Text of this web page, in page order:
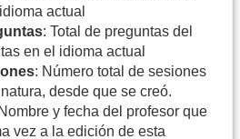
actual
: Total de preguntas del
en el idioma actual
: Número total de sesiones
desde que se creó.
y fecha del profesor que
vez a la edición de esta